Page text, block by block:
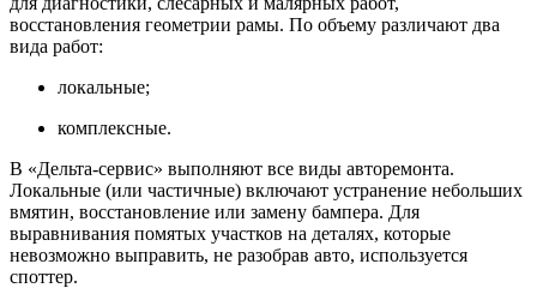
восстановления геометрии рамы. По объему различают два
вида работ:
локальные;
комплексные.
В «Дельта-сервис» выполняют все виды авторемонта.
Локальные (или частичные) включают устранение небольших
вмятин, восстановление или замену бампера. Для
выравнивания помятых участков на деталях, которые
невозможно выправить, не разобрав авто, используется
споттер.